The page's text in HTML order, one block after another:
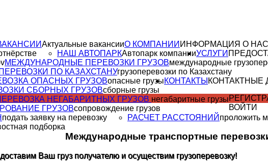
О КОМПАНИИ ИНФОРМАЦИЯ О НАС
Актуальные вакансии
НАШ АВТОПАРКАвтопарк компанииУСЛУГИ
МЕЖДУНАРОДНЫЕ ПЕРЕВОЗКИ ГРУЗОВмеждународные
ПО КАЗАХСТАНУгрузоперевозки по Казахстану
ОПАСНЫХ ГРУЗОВопасные грузы
СБОРНЫХ ГРУЗОВсборные грузы
НЕГАБАРИТНЫХ ГРУЗОВ негабаритные грузы
ГРУЗОВсопровождение грузов
подать заявку на перевозку РАСЧЕТ РАССТОЯНИЙ проложить
подборка
КОНТАКТЫ КОНТАКТНЫЕ
ВОЙТИ
Международные транспортные
Ваш груз получателю и осуществим грузоперевозку!